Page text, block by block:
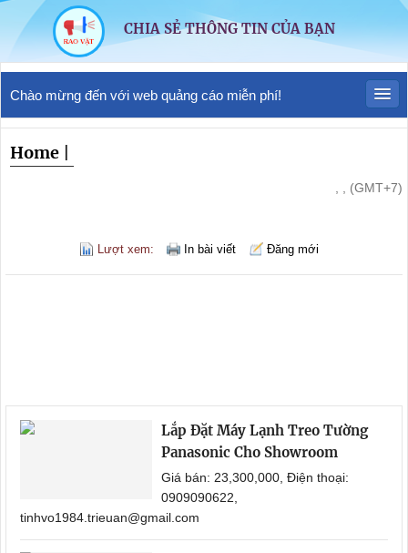
CHIA SẺ THÔNG TIN CỦA BẠN
Chào mừng đến với web quảng cáo miễn phí!
Home
, , (GMT+7)
Lượt xem: In bài viết Đăng mới
Lắp Đặt Máy Lạnh Treo Tường
Panasonic Cho Showroom
Giá bán: 23,300,000, Điện thoại:
0909090622,
tinhvo1984.trieuan@gmail.com